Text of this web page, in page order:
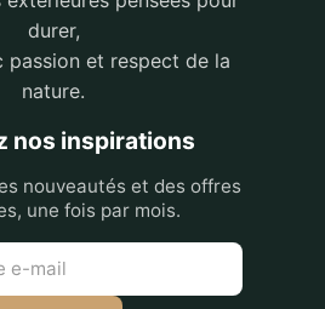
durer,
passion et respect de la
nature.
nos inspirations
nouveautés et des offres
une fois par mois.